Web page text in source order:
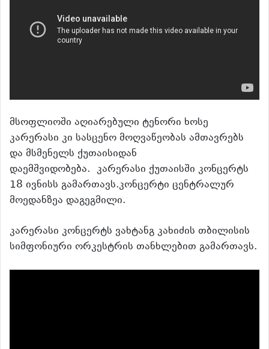
მსოფლიოში აღიარებული ტენორი ხოსე
კარერასი კი სასცენო მოღვაწეობას ამთავრებს
და მსმენელს ქუთაისიდან
დაემშვიდობება. კარერასი ქუთაისში კონცერტს
18 ივნისს გამართავს.კონცერტი ცენტრალურ
მოედანზეა დაგეგმილი.
კარერასი კონცერტს ვახტანგ კახიძის თბილისის
სიმფონიური ორკესტრის თანხლებით გამართავს.